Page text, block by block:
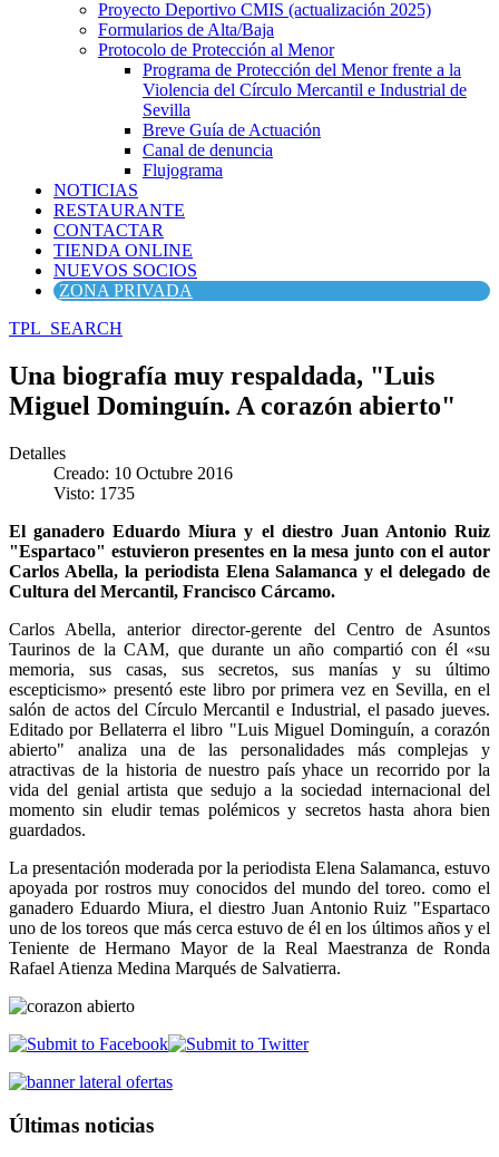
Proyecto Deportivo CMIS (actualización 2025)
Formularios de Alta/Baja
Protocolo de Protección al Menor
Programa de Protección del Menor frente a la
Violencia del Círculo Mercantil e Industrial de
Sevilla
Breve Guía de Actuación
Canal de denuncia
Flujograma
NOTICIAS
RESTAURANTE
CONTACTAR
TIENDA ONLINE
NUEVOS SOCIOS
ZONA PRIVADA
TPL_SEARCH
Una biografía muy respaldada, "Luis
Miguel Dominguín. A corazón abierto"
Detalles
Creado: 10 Octubre 2016
Visto: 1735
El ganadero Eduardo Miura y el diestro Juan Antonio Ruiz
"Espartaco" estuvieron presentes en la mesa junto con el autor
Carlos Abella, la periodista Elena Salamanca y el delegado de
Cultura del Mercantil, Francisco Cárcamo.
Carlos Abella, anterior director-gerente del Centro de Asuntos
Taurinos de la CAM, que durante un año compartió con él «su
memoria, sus casas, sus secretos, sus manías y su último
escepticismo» presentó este libro por primera vez en Sevilla, en el
salón de actos del Círculo Mercantil e Industrial, el pasado jueves.
Editado por Bellaterra el libro "Luis Miguel Dominguín, a corazón
abierto" analiza una de las personalidades más complejas y
atractivas de la historia de nuestro país yhace un recorrido por la
vida del genial artista que sedujo a la sociedad internacional del
momento sin eludir temas polémicos y secretos hasta ahora bien
guardados.
La presentación moderada por la periodista Elena Salamanca, estuvo
apoyada por rostros muy conocidos del mundo del toreo. como el
ganadero Eduardo Miura, el diestro Juan Antonio Ruiz "Espartaco
uno de los toreos que más cerca estuvo de él en los últimos años y el
Teniente de Hermano Mayor de la Real Maestranza de Ronda
Rafael Atienza Medina Marqués de Salvatierra.
Últimas noticias